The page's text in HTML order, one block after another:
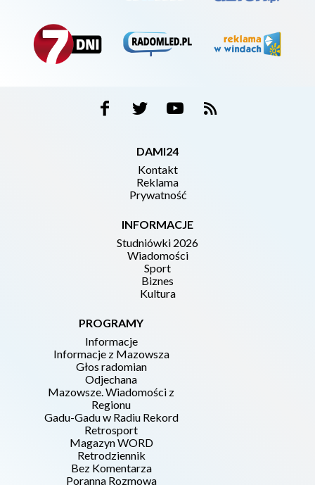
DAMI24
Kontakt
Reklama
Prywatność
INFORMACJE
Studniówki 2026
Wiadomości
Sport
Biznes
Kultura
PROGRAMY
Informacje
Informacje z Mazowsza
Głos radomian
Odjechana
Mazowsze. Wiadomości z
Regionu
Gadu-Gadu w Radiu Rekord
Retrosport
Magazyn WORD
Retrodziennik
Bez Komentarza
Poranna Rozmowa